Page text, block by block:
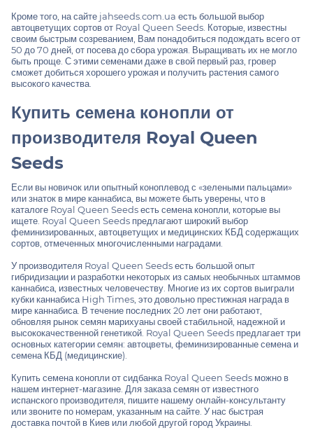
Кроме того, на сайте jahseeds.com.ua есть большой выбор
автоцветущих сортов от Royal Queen Seeds. Которые, известны
своим быстрым созреванием, Вам понадобиться подождать всего от
50 до 70 дней, от посева до сбора урожая. Выращивать их не могло
быть проще. С этими семенами даже в свой первый раз, гровер
сможет добиться хорошего урожая и получить растения самого
высокого качества.
Купить семена конопли от
производителя Royal Queen
Seeds
Если вы новичок или опытный коноплевод с «зелеными пальцами»
или знаток в мире каннабиса, вы можете быть уверены, что в
каталоге Royal Queen Seeds есть семена конопли, которые вы
ищете. Royal Queen Seeds предлагают широкий выбор
феминизированных, автоцветущих и медицинских КБД содержащих
сортов, отмеченных многочисленными наградами.
У производителя Royal Queen Seeds есть большой опыт
гибридизации и разработки некоторых из самых необычных штаммов
каннабиса, известных человечеству. Многие из их сортов выиграли
кубки каннабиса High Times, это довольно престижная награда в
мире каннабиса. В течение последних 20 лет они работают,
обновляя рынок семян марихуаны своей стабильной, надежной и
высококачественной генетикой. Royal Queen Seeds предлагает три
основных категории семян: автоцветы, феминизированные семена и
семена КБД (медицинские).
Купить семена конопли от сидбанка Royal Queen Seeds можно в
нашем интернет-магазине. Для заказа семян от известного
испанского производителя, пишите нашему онлайн-консультанту
или звоните по номерам, указанным на сайте. У нас быстрая
доставка почтой в Киев или любой другой город Украины.